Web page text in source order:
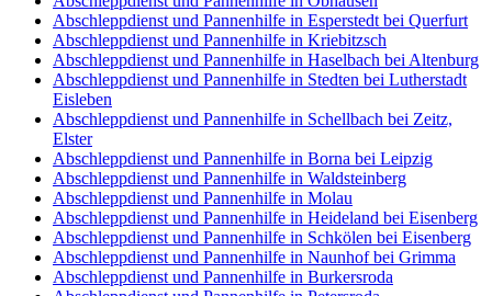
Abschleppdienst und Pannenhilfe in Esperstedt bei Querfurt
Abschleppdienst und Pannenhilfe in Kriebitzsch
Abschleppdienst und Pannenhilfe in Haselbach bei Altenburg
Abschleppdienst und Pannenhilfe in Stedten bei Lutherstadt
Eisleben
Abschleppdienst und Pannenhilfe in Schellbach bei Zeitz,
Elster
Abschleppdienst und Pannenhilfe in Borna bei Leipzig
Abschleppdienst und Pannenhilfe in Waldsteinberg
Abschleppdienst und Pannenhilfe in Molau
Abschleppdienst und Pannenhilfe in Heideland bei Eisenberg
Abschleppdienst und Pannenhilfe in Schkölen bei Eisenberg
Abschleppdienst und Pannenhilfe in Naunhof bei Grimma
Abschleppdienst und Pannenhilfe in Burkersroda